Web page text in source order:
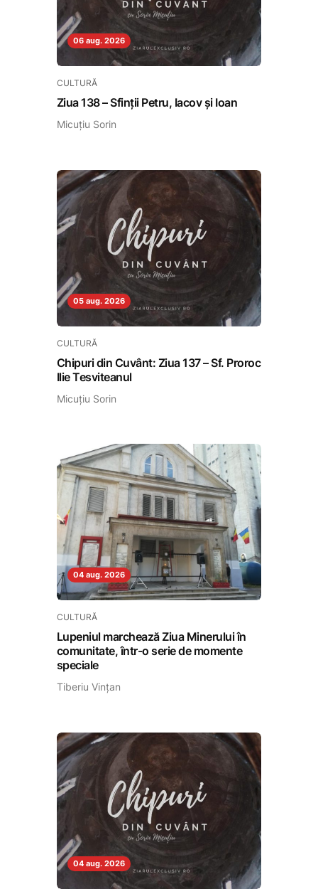
06 aug. 2026
CULTURĂ
Ziua 138 – Sfinții Petru, Iacov și Ioan
Micuțiu Sorin
05 aug. 2026
CULTURĂ
Chipuri din Cuvânt: Ziua 137 – Sf. Proroc
Ilie Tesviteanul
Micuțiu Sorin
04 aug. 2026
CULTURĂ
Lupeniul marchează Ziua Minerului în
comunitate, într-o serie de momente
speciale
Tiberiu Vințan
04 aug. 2026